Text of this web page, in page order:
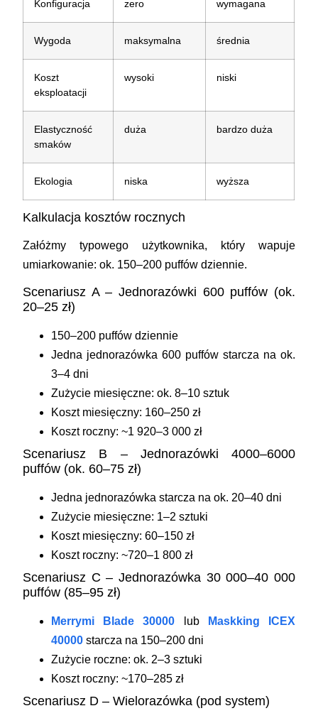
Konfiguracja zero wymagana
Wygoda maksymalna średnia
Koszt
eksploatacji
wysoki niski
Elastyczność
smaków
duża bardzo duża
Ekologia niska wyższa
Kalkulacja kosztów rocznych
Załóżmy typowego użytkownika, który wapuje
umiarkowanie: ok. 150–200 puffów dziennie.
Scenariusz A – Jednorazówki 600 puffów (ok.
20–25 zł)
150–200 puffów dziennie
Jedna jednorazówka 600 puffów starcza na ok.
3–4 dni
Zużycie miesięczne: ok. 8–10 sztuk
Koszt miesięczny: 160–250 zł
Koszt roczny: ~1 920–3 000 zł
Scenariusz B – Jednorazówki 4000–6000
puffów (ok. 60–75 zł)
Jedna jednorazówka starcza na ok. 20–40 dni
Zużycie miesięczne: 1–2 sztuki
Koszt miesięczny:60–150 zł
Koszt roczny: ~720–1 800 zł
Scenariusz C – Jednorazówka 30 000–40 000
puffów (85–95 zł)
Merrymi Blade 30000 lub
Maskking ICEX
40000 starcza na 150–200 dni
Zużycie roczne: ok. 2–3 sztuki
Koszt roczny: ~170–285 zł
Scenariusz D – Wielorazówka (pod system)